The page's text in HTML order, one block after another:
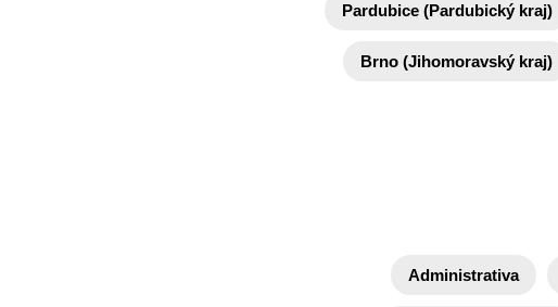
Pardubice (Pardubický kraj)
Brno (Jihomoravský kraj)
Administrativa